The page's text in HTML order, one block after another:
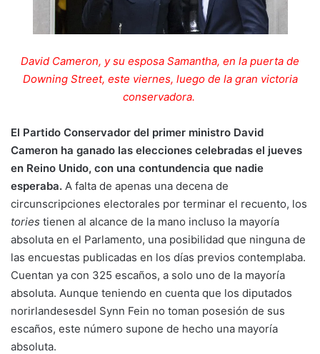
David Cameron, y su esposa Samantha, en la puerta de
Downing Street, este viernes, luego de la gran victoria
conservadora.
El Partido Conservador del primer ministro David
Cameron ha ganado las elecciones celebradas el jueves
en Reino Unido, con una contundencia que nadie
esperaba. A falta de apenas una decena de
circunscripciones electorales por terminar el recuento, los
tories tienen al alcance de la mano incluso la mayoría
absoluta en el Parlamento, una posibilidad que ninguna de
las encuestas publicadas en los días previos contemplaba.
Cuentan ya con 325 escaños, a solo uno de la mayoría
absoluta. Aunque teniendo en cuenta que los diputados
norirlandesesdel Synn Fein no toman posesión de sus
escaños, este número supone de hecho una mayoría
absoluta.